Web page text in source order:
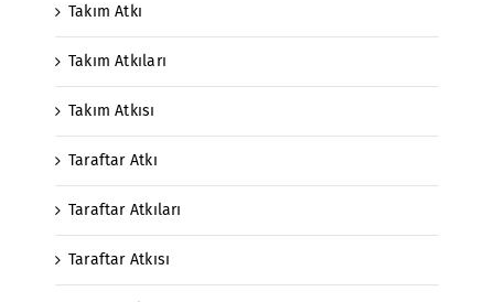
Takım Atkı
Takım Atkıları
Takım Atkısı
Taraftar Atkı
Taraftar Atkıları
Taraftar Atkısı